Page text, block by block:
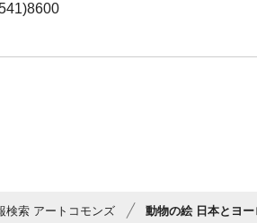
検索 アートコモンズ 動物の絵 日本とヨー